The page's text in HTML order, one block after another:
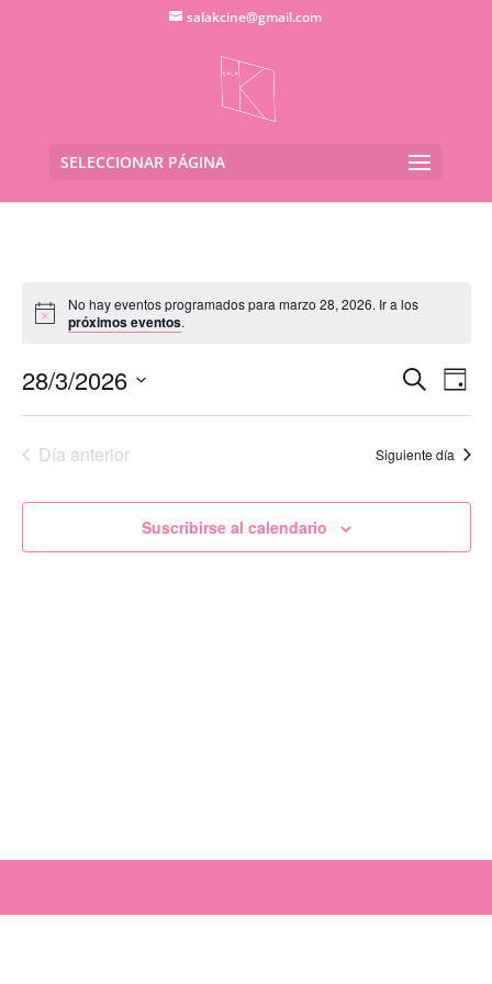
salakcine@gmail.com
SELECCIONAR PÁGINA
No hay eventos programados para marzo 28, 2026. Ir a los
próximos eventos.
de
y
Buscar
de
de
Día
28/3/2026
Día anterior Siguiente día
Suscribirse al calendario